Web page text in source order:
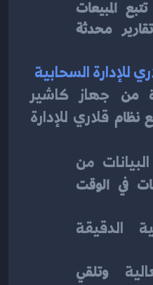
وتحليل الإيرادات عبر تقارير محدثة
للإدارة السحابية
من
جهاز كاشير
نظام
الدقيقة